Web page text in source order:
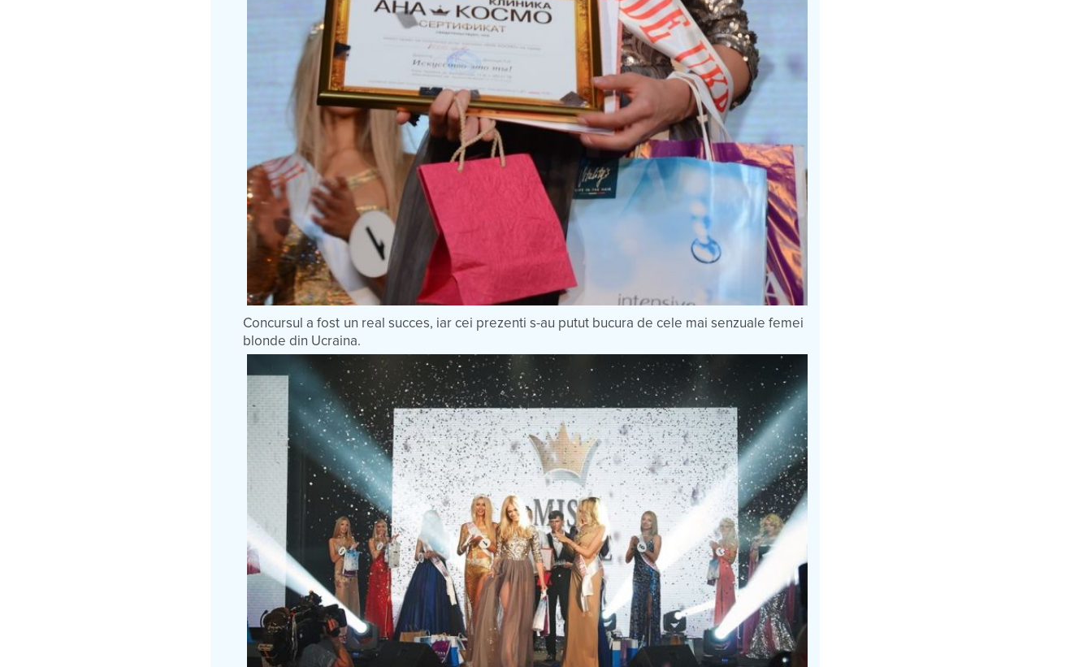
Concursul a fost un real succes, iar cei prezenti s-au putut bucura de cele mai senzuale femei
blonde din Ucraina.